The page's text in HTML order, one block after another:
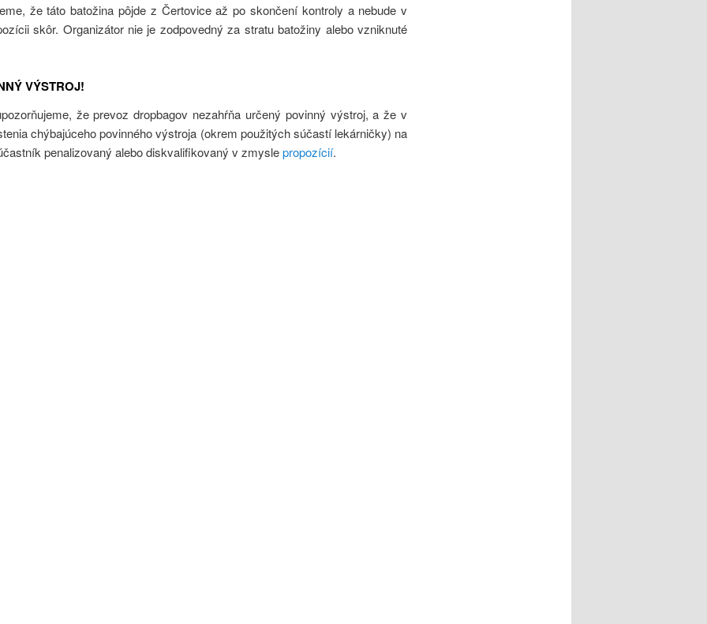
že táto batožina pôjde z Čertovice až po skončení kontroly a nebude v
skôr. Organizátor nie je zodpovedný za stratu batožiny alebo vzniknuté
VÝSTROJ!
že prevoz dropbagov nezahŕňa určený povinný výstroj, a že v
chýbajúceho povinného výstroja (okrem použitých súčastí lekárničky) na
penalizovaný alebo diskvalifikovaný v zmyslepropozícií.